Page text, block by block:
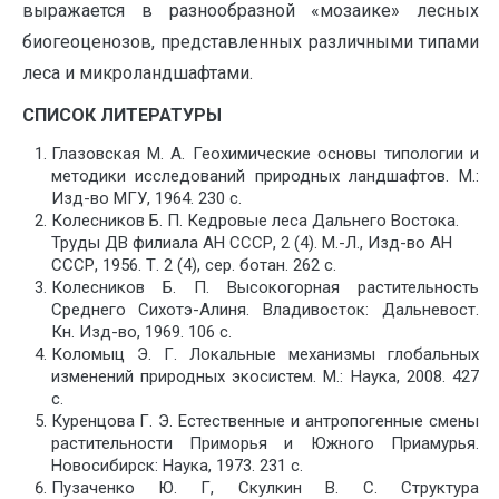
выражается в разнообразной «мозаике» лесных
биогеоценозов, представленных различными типами
леса и микроландшафтами.
СПИСОК ЛИТЕРАТУРЫ
Глазовская М. А. Геохимические основы типологии и
методики исследований природных ландшафтов. М.:
Изд-во МГУ, 1964. 230 с.
Колесников Б. П. Кедровые леса Дальнего Востока.
Труды ДВ филиала АН СССР, 2 (4). М.-Л., Изд-во АН
СССР, 1956. Т. 2 (4), сер. ботан. 262 с.
Колесников Б. П. Высокогорная растительность
Среднего Сихотэ-Алиня. Владивосток: Дальневост.
Кн. Изд-во, 1969. 106 с.
Коломыц Э. Г. Локальные механизмы глобальных
изменений природных экосистем. М.: Наука, 2008. 427
с.
Куренцова Г. Э. Естественные и антропогенные смены
растительности Приморья и Южного Приамурья.
Новосибирск: Наука, 1973. 231 с.
Пузаченко Ю. Г, Скулкин В. С. Структура